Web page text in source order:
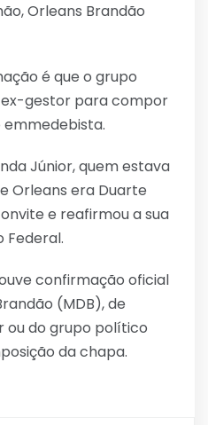
Orleans Brandão
é que o grupo
gestor para compor
Júnior, quem estava
Orleans era Duarte
e reafirmou a sua
Federal.
confirmação oficial
(MDB), de
ou do grupo político
da chapa.